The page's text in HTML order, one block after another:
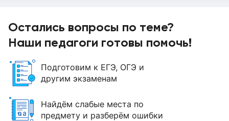
Остались вопросы по теме?
Наши педагоги готовы помочь!
Подготовим к ЕГЭ, ОГЭ и
другим экзаменам
Найдём слабые места по
предмету и разберём ошибки